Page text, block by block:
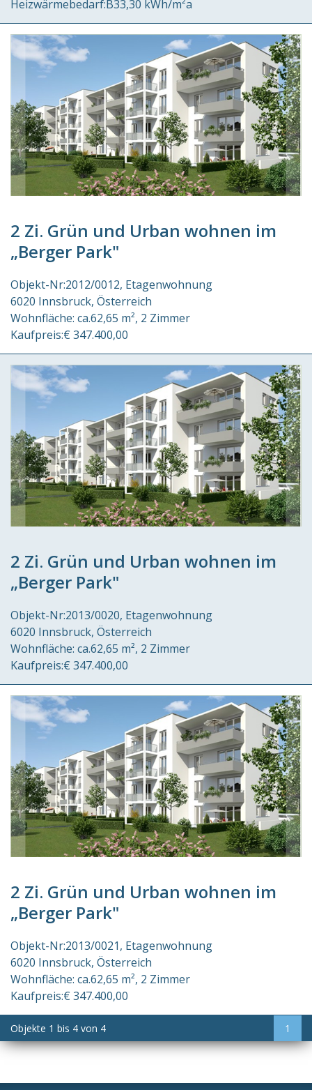
Heizwärmebedarf:B33,30 kWh/m²a
2 Zi. Grün und Urban wohnen im
„Berger Park"
Objekt-Nr:2012/0012 Etagenwohnung
6020 Innsbruck Österreich
Wohnfläche: ca.62,65 m² 2 Zimmer
Kaufpreis:€ 347.400,00
2 Zi. Grün und Urban wohnen im
„Berger Park"
Objekt-Nr:2013/0020 Etagenwohnung
6020 Innsbruck Österreich
Wohnfläche: ca.62,65 m² 2 Zimmer
Kaufpreis:€ 347.400,00
2 Zi. Grün und Urban wohnen im
„Berger Park"
Objekt-Nr:2013/0021 Etagenwohnung
6020 Innsbruck Österreich
Wohnfläche: ca.62,65 m² 2 Zimmer
Kaufpreis:€ 347.400,00
Objekte 1 bis 4 von 4 1